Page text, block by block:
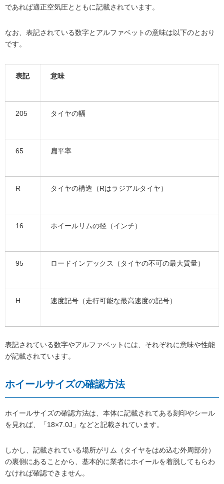
であれば適正空気圧とともに記載されています。
なお、表記されている数字とアルファベットの意味は以下のとおり
です。
表記 意味
205 タイヤの幅
65 扁平率
R タイヤの構造（Rはラジアルタイヤ）
16 ホイールリムの径（インチ）
95 ロードインデックス（タイヤの不可の最大質量）
H 速度記号（走行可能な最高速度の記号）
表記されている数字やアルファベットには、それぞれに意味や性能
が記載されています。
ホイールサイズの確認方法
ホイールサイズの確認方法は、本体に記載されてある刻印やシール
を見れば、「18×7.0J」などと記載されています。
しかし、記載されている場所がリム（タイヤをはめ込む外周部分）
の裏側にあることから、基本的に業者にホイールを着脱してもらわ
なければ確認できません。